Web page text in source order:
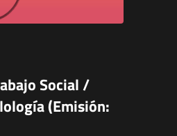
Social /
(Emisión: